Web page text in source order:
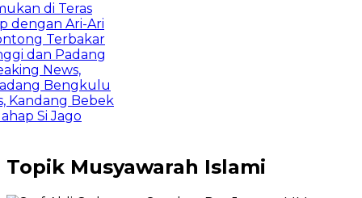
di Teras
dengan Ari-Ari
Terbakar
dan Padang
News,
Bengkulu
Bebek
Si Jago
Topik Musyawarah Islami